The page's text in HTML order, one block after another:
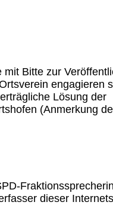
Bitte zur
engagieren
Lösung der
(Anmerkung
dieser